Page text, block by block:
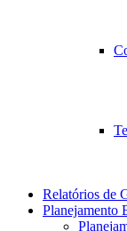
Relatórios de
Planejamento